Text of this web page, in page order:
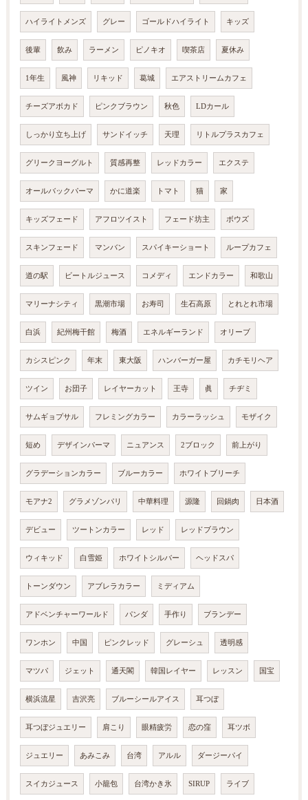
ハイライトメンズ グレー ゴールドハイライト キッズ
後輩 飲み ラーメン ピノキオ 喫茶店 夏休み
1年生 風神 リキッド 葛城 エアストリームカフェ
チーズアボカド ピンクブラウン 秋色 LDカール
しっかり立ち上げ サンドイッチ 天理 リトルプラスカフェ
グリークヨーグルト 質感再整 レッドカラー エクステ
オールバックパーマ かに道楽 トマト 猫 家
キッズフェード アフロツイスト フェード坊主 ボウズ
スキンフェード マンバン スパイキーショート ループカフェ
道の駅 ビートルジュース コメディ エンドカラー 和歌山
マリーナシティ 黒潮市場 お寿司 生石高原 とれとれ市場
白浜 紀州梅干館 梅酒 エネルギーランド オリーブ
カシスピンク 年末 東大阪 ハンバーガー屋 カチモリヘア
ツイン お団子 レイヤーカット 王寺 眞 チヂミ
サムギョプサル フレミングカラー カラーラッシュ モザイク
短め デザインパーマ ニュアンス 2ブロック 前上がり
グラデーションカラー ブルーカラー ホワイトブリーチ
モアナ2 グラメゾンパリ 中華料理 源隆 回鍋肉 日本酒
デビュー ツートンカラー レッド レッドブラウン
ウィキッド 白雪姫 ホワイトシルバー ヘッドスパ
トーンダウン アブレラカラー ミディアム
アドベンチャーワールド パンダ 手作り ブランデー
ワンホン 中国 ピンクレッド グレーシュ 透明感
マツパ ジェット 通天閣 韓国レイヤー レッスン 国宝
横浜流星 吉沢亮 ブルーシールアイス 耳つぼ
耳つぼジュエリー 肩こり 眼精疲労 恋の窪 耳ツボ
ジュエリー あみこみ 台湾 アルル ダージーパイ
スイカジュース 小籠包 台湾かき氷 SIRUP ライブ